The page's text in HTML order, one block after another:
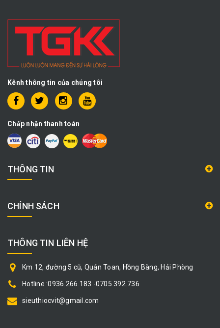
Kênh thông tin của chúng tôi
Chấp nhận thanh toán
THÔNG TIN
CHÍNH SÁCH
THÔNG TIN LIÊN HỆ
Km 12, đường 5 cũ, Quán Toan, Hồng Bàng, Hải Phòng
Hotline :0936.266.183 -0705.392.736
sieuthiocvit@gmail.com